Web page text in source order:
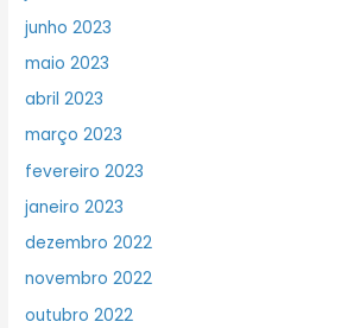
junho 2023
maio 2023
abril 2023
março 2023
fevereiro 2023
janeiro 2023
dezembro 2022
novembro 2022
outubro 2022